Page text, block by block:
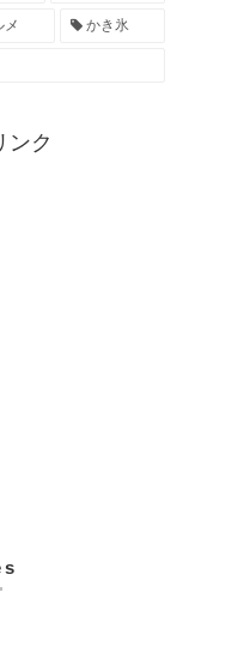
メ かき氷
ンク